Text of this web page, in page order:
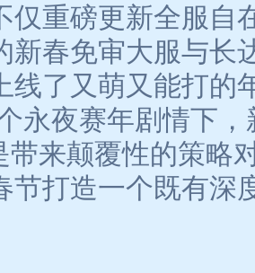
仅重磅更新全服自
新春免审大服与长
线了又萌又能打的
永夜赛年剧情下
带来颠覆性的策略
节打造一个既有深